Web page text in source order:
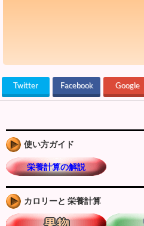
Twitter Facebook Google
使い方ガイド
栄養計算の解説
カロリーと 栄養計算